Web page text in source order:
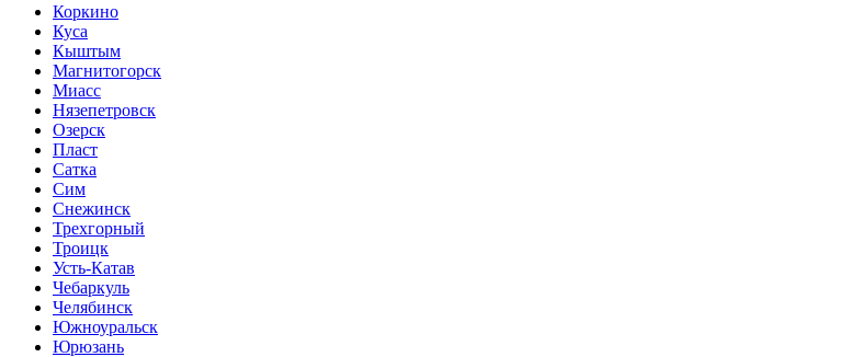
Коркино
Куса
Кыштым
Магнитогорск
Миасс
Нязепетровск
Озерск
Пласт
Сатка
Сим
Снежинск
Трехгорный
Троицк
Усть-Катав
Чебаркуль
Челябинск
Южноуральск
Юрюзань